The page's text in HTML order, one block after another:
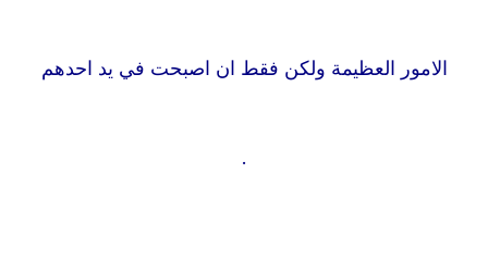
الامور العظيمة ولكن فقط ان اصبحت في يد احدهم